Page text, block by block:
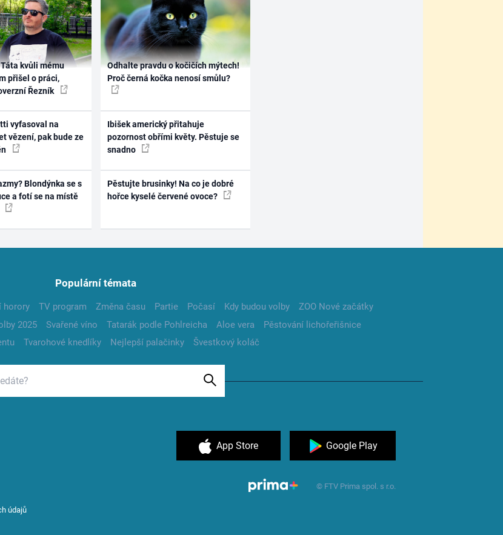
kvůli mému
přišel o práci,
Řezník
vyfasoval na
vězení, pak bude ze
Blondýnka se s
a fotí se na místě
Odhalte pravdu o kočičích mýtech!
Proč černá kočka nenosí smůlu?
Ibišek americký přitahuje
pozornost obřími květy. Pěstuje se
snadno
Pěstujte brusinky! Na co je dobré
hořce kyselé červené ovoce?
Populární témata
horory TV program Změna času Partie Počasí Kdy budou volby
ZOO Nové začátky
2025 Svařené víno Tatarák podle Pohlreicha Aloe vera
Pěstování lichořeřišnice
Tvarohové knedlíky Nejlepší palačinky Švestkový koláč
údajů
App Store Google Play
© FTV Prima spol. s r.o.